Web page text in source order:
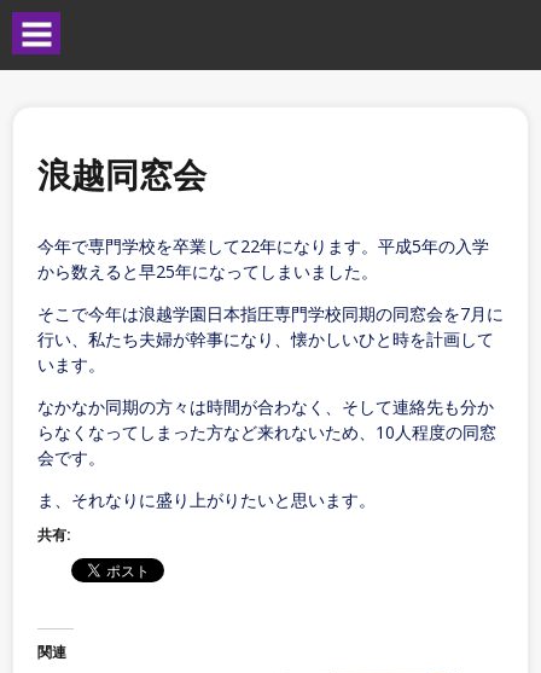
浪越同窓会
今年で専門学校を卒業して22年になります。平成5年の入学
から数えると早25年になってしまいました。
そこで今年は浪越学園日本指圧専門学校同期の同窓会を7月に
行い、私たち夫婦が幹事になり、懐かしいひと時を計画して
います。
なかなか同期の方々は時間が合わなく、そして連絡先も分か
らなくなってしまった方など来れないため、10人程度の同窓
会です。
ま、それなりに盛り上がりたいと思います。
共有:
関連